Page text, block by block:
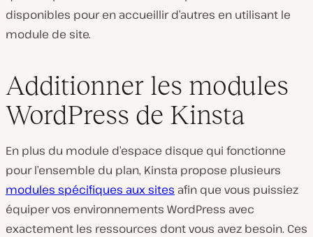
disponibles pour en accueillir d’autres en utilisant le
module de site.
Additionner les modules
WordPress de Kinsta
En plus du module d’espace disque qui fonctionne
pour l’ensemble du plan, Kinsta propose plusieurs
modules spécifiques aux sites afin que vous puissiez
équiper vos environnements WordPress avec
exactement les ressources dont vous avez besoin. Ces